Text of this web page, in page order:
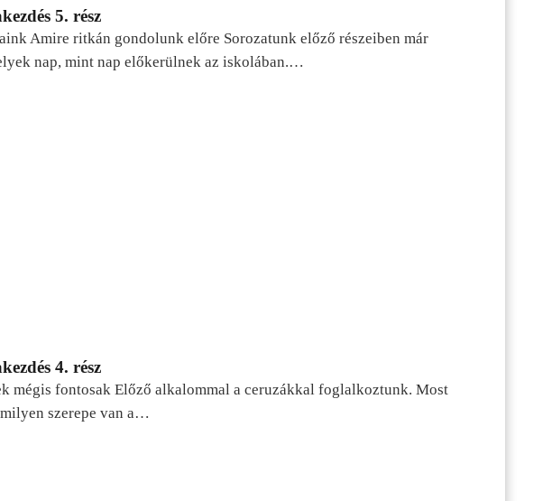
5. rész
Amire ritkán gondolunk előre Sorozatunk előző részeiben már
nap, mint nap előkerülnek az iskolában.…
4. rész
mégis fontosak Előző alkalommal a ceruzákkal foglalkoztunk. Most
szerepe van a…